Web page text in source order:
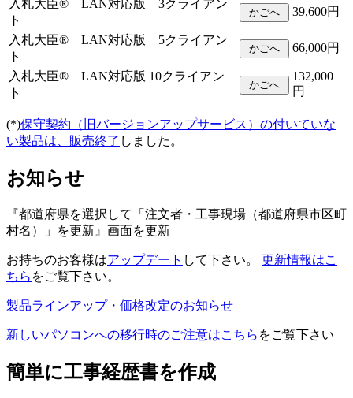
入札大臣® LAN対応版 3クライアン
ト
39,600円
入札大臣® LAN対応版 5クライアン
ト
66,000円
入札大臣® LAN対応版 10クライアン
ト
132,000
円
(*)保守契約（旧バージョンアップサービス）の付いていな
い製品は、販売終了 しました。
お知らせ
『都道府県を選択して「注文者・工事現場（都道府県市区町
村名）」を更新』画面を更新
お持ちのお客様はアップデート して下さい。 更新情報はこ
ちら をご覧下さい。
製品ラインアップ・価格改定のお知らせ
新しいパソコンへの移行時のご注意はこちら をご覧下さい
簡単に工事経歴書を作成